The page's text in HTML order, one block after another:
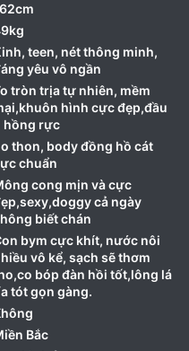
teen, nét thông minh,
yêu vô ngần
tròn trịa tự nhiên, mềm
hình cực đẹp,đầu
hồng rực
thon, body đồng hồ cát
chuẩn
cong mịn và cực
cả ngày
biết chán
bym cực khít, nước nôi
vô kể, sạch sẽ thơm
bóp đàn hồi tốt,lông lá
tót gọn gàng.
Bắc